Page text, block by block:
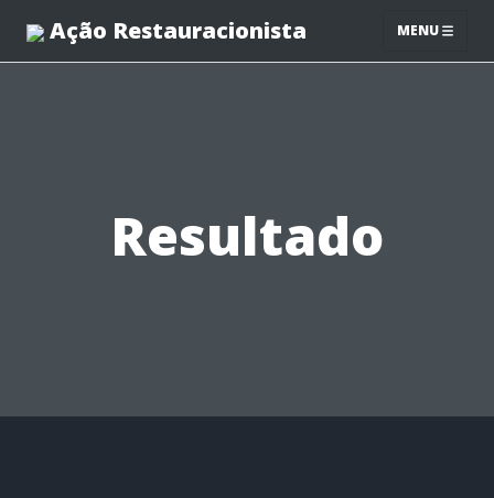
Ação Restauracionista MENU
Resultado